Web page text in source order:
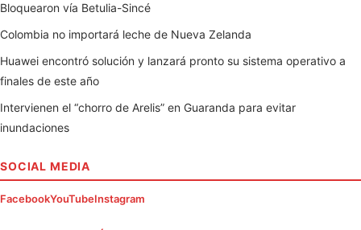
Bloquearon vía Betulia-Sincé
Colombia no importará leche de Nueva Zelanda
Huawei encontró solución y lanzará pronto su sistema operativo a
finales de este año
Intervienen el “chorro de Arelis” en Guaranda para evitar
inundaciones
SOCIAL MEDIA
FacebookYouTubeInstagram